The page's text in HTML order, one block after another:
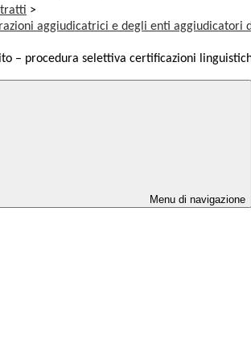
>
aggiudicatrici e degli enti aggiudicatori
– procedura selettiva certificazioni
Menu di navigazione